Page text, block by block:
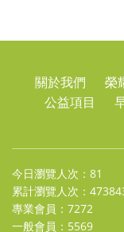
關於我們 榮
公益項目
今日瀏覽人次：81
累計瀏覽人次：
專業會員：7272
一般會員：5569